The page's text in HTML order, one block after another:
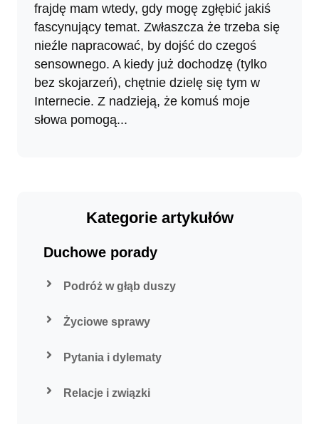
frajdę mam wtedy, gdy mogę zgłębić jakiś
fascynujący temat. Zwłaszcza że trzeba się
nieźle napracować, by dojść do czegoś
sensownego. A kiedy już dochodzę (tylko
bez skojarzeń), chętnie dzielę się tym w
Internecie. Z nadzieją, że komuś moje
słowa pomogą...
Kategorie artykułów
Duchowe porady
Podróż w głąb duszy
Życiowe sprawy
Pytania i dylematy
Relacje i związki